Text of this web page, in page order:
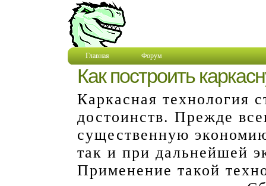
Главная Форум
Как построить
Каркасная технология
достоинств. Прежде
существенную
так и при дальнейшей
Применение такой